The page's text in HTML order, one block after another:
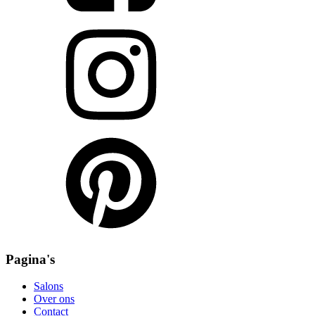
Pagina's
Salons
Over ons
Contact